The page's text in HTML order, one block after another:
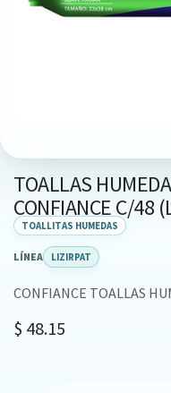
TOALLAS
CONFIANCE C/48
TOALLITAS HUMEDAS
LÍNEA LIZIRPAT
CONFIANCE TOALLAS
$ 48.15